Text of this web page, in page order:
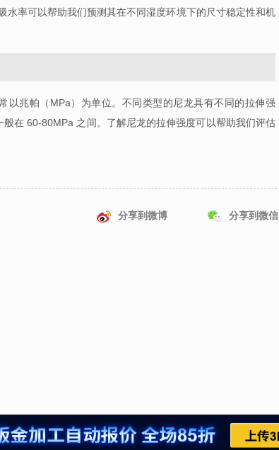
率可以帮助我们预测其在不同湿度环境下的尺寸稳定性和机
以兆帕（ MPa）为单位。不同类型的尼龙具有不同的拉伸强
般在 60-80MPa 之间。了解尼龙的拉伸强度可以帮助我们评估
分享到微博 分享到微信